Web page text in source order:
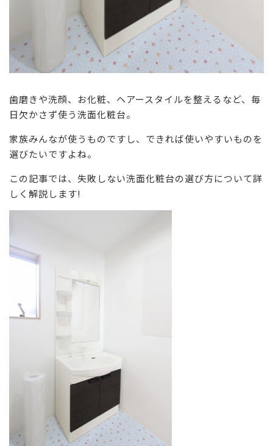
歯磨きや洗顔、お化粧、ヘアースタイルを整えるなど、毎
日欠かさず使う洗面化粧台。
家族みんなが使うものですし、できれば使いやすいものを
選びたいですよね。
この記事では、失敗しない洗面化粧台の選び方について詳
しく解説します!